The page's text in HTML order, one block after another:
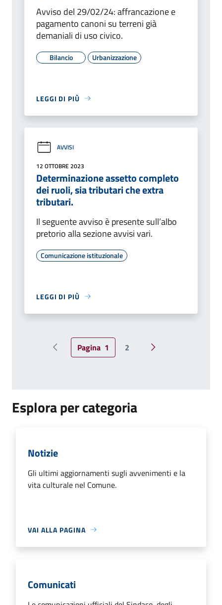
Avviso del 29/02/24: affrancazione e
pagamento canoni su terreni già
demaniali di uso civico.
Bilancio Urbanizzazione
LEGGI DI PIÙ
AVVISI
12 OTTOBRE 2023
Determinazione assetto completo
dei ruoli, sia tributari che extra
tributari.
Il seguente avviso è presente sull’albo
pretorio alla sezione avvisi vari.
Comunicazione istituzionale
LEGGI DI PIÙ
Pagina precedente
Pagina 1 2 Pagina successiva
Esplora per categoria
Notizie
Gli ultimi aggiornamenti sugli avvenimenti e la
vita culturale nel Comune.
VAI ALLA PAGINA
Comunicati